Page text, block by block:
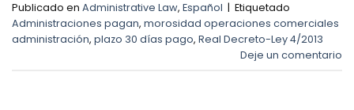
Publicado en Administrative Law, Español | Etiquetado
Administraciones pagan, morosidad operaciones comerciales
administración, plazo 30 días pago, Real Decreto-Ley 4/2013
Deje un comentario